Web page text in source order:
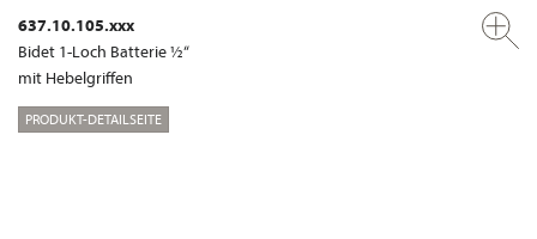
637.10.105.xxx
Bidet 1-Loch Batterie ½“
mit Hebelgriffen
PRODUKT-DETAILSEITE